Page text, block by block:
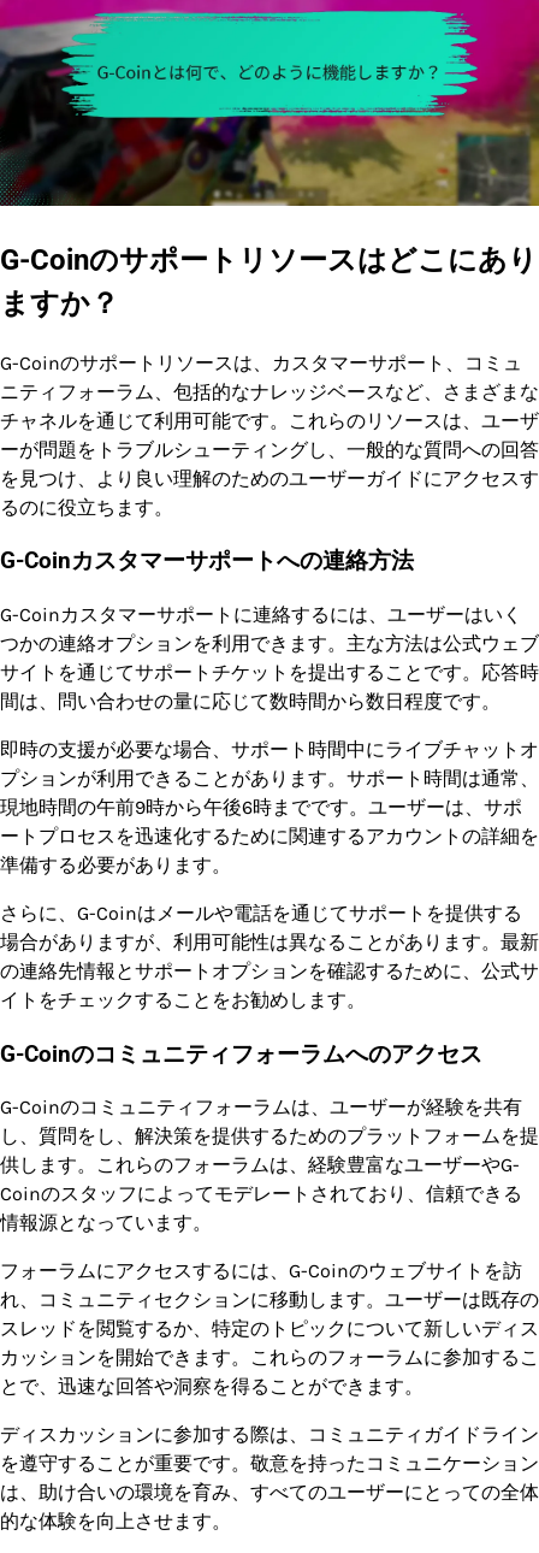
G-Coinのサポートリソースはどこにあり
ますか？
G-Coinのサポートリソースは、カスタマーサポート、コミュ
ニティフォーラム、包括的なナレッジベースなど、さまざまな
チャネルを通じて利用可能です。これらのリソースは、ユーザ
ーが問題をトラブルシューティングし、一般的な質問への回答
を見つけ、より良い理解のためのユーザーガイドにアクセスす
るのに役立ちます。
G-Coinカスタマーサポートへの連絡方法
G-Coinカスタマーサポートに連絡するには、ユーザーはいく
つかの連絡オプションを利用できます。主な方法は公式ウェブ
サイトを通じてサポートチケットを提出することです。応答時
間は、問い合わせの量に応じて数時間から数日程度です。
即時の支援が必要な場合、サポート時間中にライブチャットオ
プションが利用できることがあります。サポート時間は通常、
現地時間の午前9時から午後6時までです。ユーザーは、サポ
ートプロセスを迅速化するために関連するアカウントの詳細を
準備する必要があります。
さらに、G-Coinはメールや電話を通じてサポートを提供する
場合がありますが、利用可能性は異なることがあります。最新
の連絡先情報とサポートオプションを確認するために、公式サ
イトをチェックすることをお勧めします。
G-Coinのコミュニティフォーラムへのアクセス
G-Coinのコミュニティフォーラムは、ユーザーが経験を共有
し、質問をし、解決策を提供するためのプラットフォームを提
供します。これらのフォーラムは、経験豊富なユーザーやG-
Coinのスタッフによってモデレートされており、信頼できる
情報源となっています。
フォーラムにアクセスするには、G-Coinのウェブサイトを訪
れ、コミュニティセクションに移動します。ユーザーは既存の
スレッドを閲覧するか、特定のトピックについて新しいディス
カッションを開始できます。これらのフォーラムに参加するこ
とで、迅速な回答や洞察を得ることができます。
ディスカッションに参加する際は、コミュニティガイドライン
を遵守することが重要です。敬意を持ったコミュニケーション
は、助け合いの環境を育み、すべてのユーザーにとっての全体
的な体験を向上させます。